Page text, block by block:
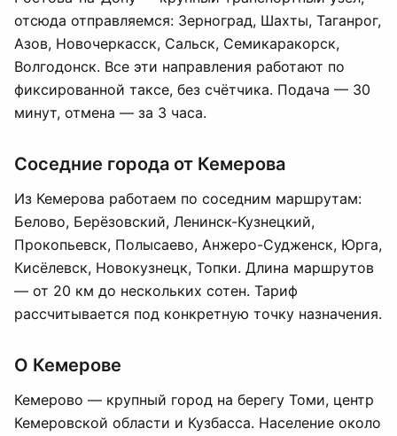
отсюда отправляемся: Зерноград, Шахты, Таганрог,
Азов, Новочеркасск, Сальск, Семикаракорск,
Волгодонск. Все эти направления работают по
фиксированной таксе, без счётчика. Подача — 30
минут, отмена — за 3 часа.
Соседние города от Кемерова
Из Кемерова работаем по соседним маршрутам:
Белово, Берёзовский, Ленинск-Кузнецкий,
Прокопьевск, Полысаево, Анжеро-Судженск, Юрга,
Кисёлевск, Новокузнецк, Топки. Длина маршрутов
— от 20 км до нескольких сотен. Тариф
рассчитывается под конкретную точку назначения.
О Кемерове
Кемерово — крупный город на берегу Томи, центр
Кемеровской области и Кузбасса. Население около